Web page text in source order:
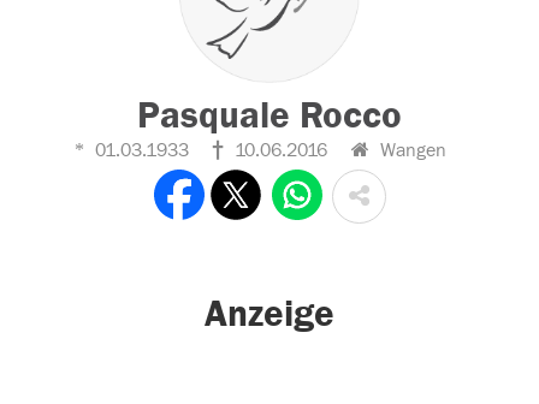
Pasquale Rocco
01.03.1933 10.06.2016 Wangen
Anzeige